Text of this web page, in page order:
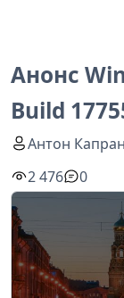
Анонс
Build
Антон
2 476
0